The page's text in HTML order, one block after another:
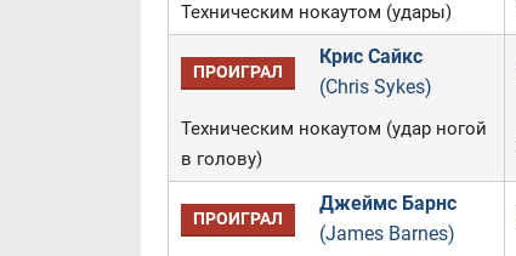
Техническим нокаутом (удары)
ПРОИГРАЛ
Крис Сайкс
(Chris Sykes)
Техническим нокаутом (удар ногой
в голову)
ПРОИГРАЛ
Джеймс Барнс
(James Barnes)